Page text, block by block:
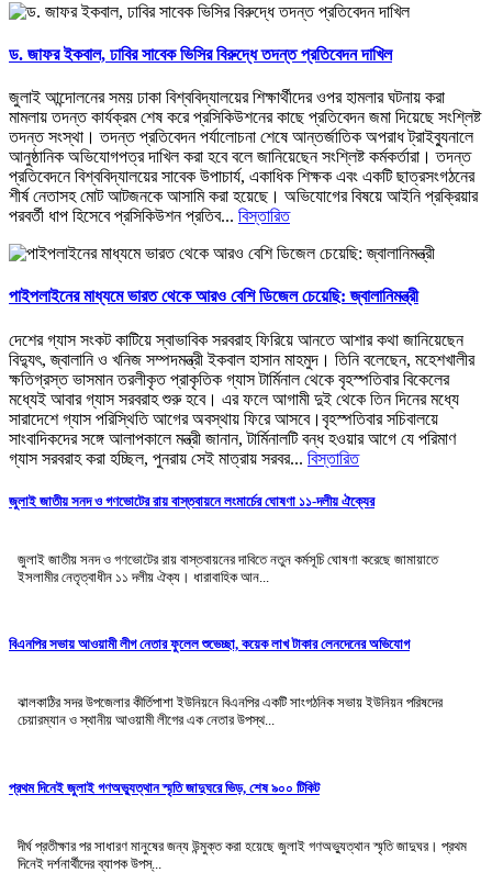
ড. জাফর ইকবাল, ঢাবির সাবেক ভিসির বিরুদ্ধে তদন্ত প্রতিবেদন দাখিল
জুলাই আন্দোলনের সময় ঢাকা বিশ্ববিদ্যালয়ের শিক্ষার্থীদের ওপর হামলার ঘটনায় করা
মামলায় তদন্ত কার্যক্রম শেষ করে প্রসিকিউশনের কাছে প্রতিবেদন জমা দিয়েছে সংশ্লিষ্ট
তদন্ত সংস্থা। তদন্ত প্রতিবেদন পর্যালোচনা শেষে আন্তর্জাতিক অপরাধ ট্রাইব্যুনালে
আনুষ্ঠানিক অভিযোগপত্র দাখিল করা হবে বলে জানিয়েছেন সংশ্লিষ্ট কর্মকর্তারা। তদন্ত
প্রতিবেদনে বিশ্ববিদ্যালয়ের সাবেক উপাচার্য, একাধিক শিক্ষক এবং একটি ছাত্রসংগঠনের
শীর্ষ নেতাসহ মোট আটজনকে আসামি করা হয়েছে। অভিযোগের বিষয়ে আইনি প্রক্রিয়ার
পরবর্তী ধাপ হিসেবে প্রসিকিউশন প্রতিব... বিস্তারিত
পাইপলাইনের মাধ্যমে ভারত থেকে আরও বেশি ডিজেল চেয়েছি: জ্বালানিমন্ত্রী
দেশের গ্যাস সংকট কাটিয়ে স্বাভাবিক সরবরাহ ফিরিয়ে আনতে আশার কথা জানিয়েছেন
বিদ্যুৎ, জ্বালানি ও খনিজ সম্পদমন্ত্রী ইকবাল হাসান মাহমুদ। তিনি বলেছেন, মহেশখালীর
ক্ষতিগ্রস্ত ভাসমান তরলীকৃত প্রাকৃতিক গ্যাস টার্মিনাল থেকে বৃহস্পতিবার বিকেলের
মধ্যেই আবার গ্যাস সরবরাহ শুরু হবে। এর ফলে আগামী দুই থেকে তিন দিনের মধ্যে
সারাদেশে গ্যাস পরিস্থিতি আগের অবস্থায় ফিরে আসবে।বৃহস্পতিবার সচিবালয়ে
সাংবাদিকদের সঙ্গে আলাপকালে মন্ত্রী জানান, টার্মিনালটি বন্ধ হওয়ার আগে যে পরিমাণ
গ্যাস সরবরাহ করা হচ্ছিল, পুনরায় সেই মাত্রায় সরবর... বিস্তারিত
জুলাই জাতীয় সনদ ও গণভোটের রায় বাস্তবায়নে লংমার্চের ঘোষণা ১১-দলীয় ঐক্যের
জুলাই জাতীয় সনদ ও গণভোটের রায় বাস্তবায়নের দাবিতে নতুন কর্মসূচি ঘোষণা করেছে জামায়াতে
ইসলামীর নেতৃত্বাধীন ১১ দলীয় ঐক্য। ধারাবাহিক আন...
বিএনপির সভায় আওয়ামী লীগ নেতার ফুলেল শুভেচ্ছা, কয়েক লাখ টাকার লেনদেনের অভিযোগ
ঝালকাঠির সদর উপজেলার কীর্তিপাশা ইউনিয়নে বিএনপির একটি সাংগঠনিক সভায় ইউনিয়ন পরিষদের
চেয়ারম্যান ও স্থানীয় আওয়ামী লীগের এক নেতার উপস্থ...
প্রথম দিনেই জুলাই গণঅভ্যুত্থান স্মৃতি জাদুঘরে ভিড়, শেষ ৯০০ টিকিট
দীর্ঘ প্রতীক্ষার পর সাধারণ মানুষের জন্য উন্মুক্ত করা হয়েছে জুলাই গণঅভ্যুত্থান স্মৃতি জাদুঘর। প্রথম
দিনেই দর্শনার্থীদের ব্যাপক উপস্...